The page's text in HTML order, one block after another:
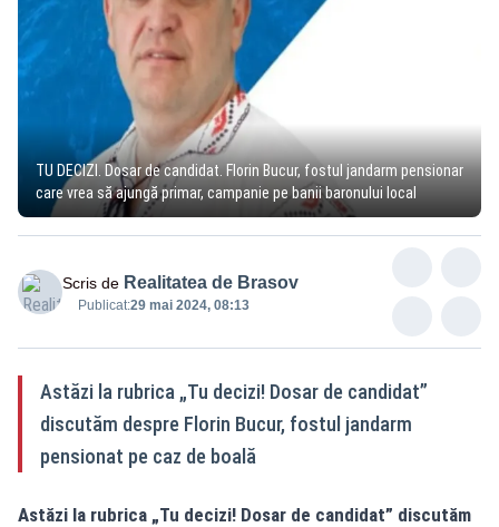
TU DECIZI. Dosar de candidat. Florin Bucur, fostul jandarm pensionar
care vrea să ajungă primar, campanie pe banii baronului local
Scris de Realitatea de Brasov
Publicat:29 mai 2024, 08:13
Astăzi la rubrica „Tu decizi! Dosar de candidat”
discutăm despre Florin Bucur, fostul jandarm
pensionat pe caz de boală
Astăzi la rubrica „Tu decizi! Dosar de candidat” discutăm